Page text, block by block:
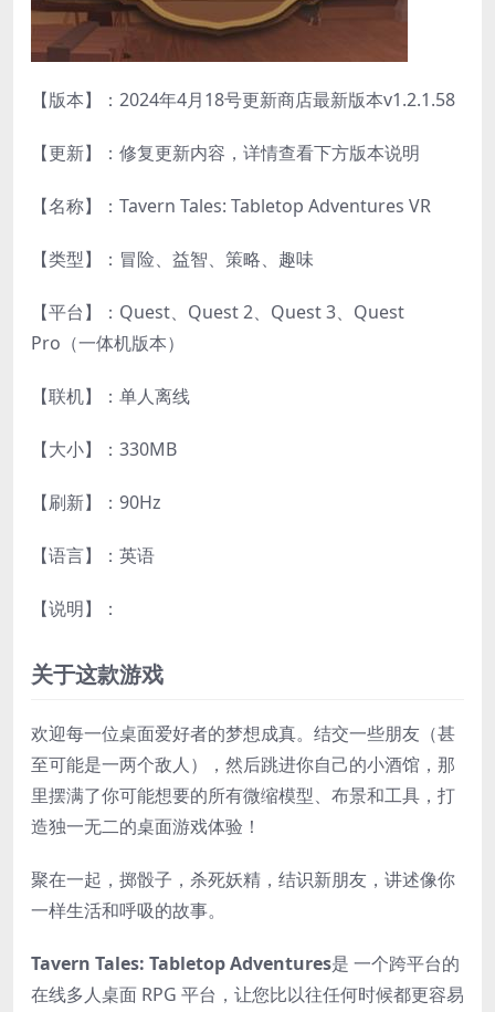
【版本】：2024年4月18号更新商店最新版本v1.2.1.58
【更新】：修复更新内容，详情查看下方版本说明
【名称】：Tavern Tales: Tabletop Adventures VR
【类型】：冒险、益智、策略、趣味
【平台】：Quest、Quest 2、Quest 3、Quest
Pro（一体机版本）
【联机】：单人离线
【大小】：330MB
【刷新】：90Hz
【语言】：英语
【说明】：
关于这款游戏
欢迎每一位桌面爱好者的梦想成真。结交一些朋友（甚
至可能是一两个敌人），然后跳进你自己的小酒馆，那
里摆满了你可能想要的所有微缩模型、布景和工具，打
造独一无二的桌面游戏体验！
聚在一起，掷骰子，杀死妖精，结识新朋友，讲述像你
一样生活和呼吸的故事。
Tavern Tales: Tabletop Adventures是 一个跨平台的
在线多人桌面 RPG 平台，让您比以往任何时候都更容易